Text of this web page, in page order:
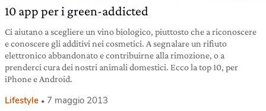
10 app per i green-addicted
Ci aiutano a scegliere un vino biologico, piuttosto che a riconoscere
e conoscere gli additivi nei cosmetici. A segnalare un rifiuto
elettronico abbandonato e contribuirne alla rimozione, o a
prenderci cura dei nostri animali domestici. Ecco la top 10, per
iPhone e Android.
Lifestyle 7 maggio 2013